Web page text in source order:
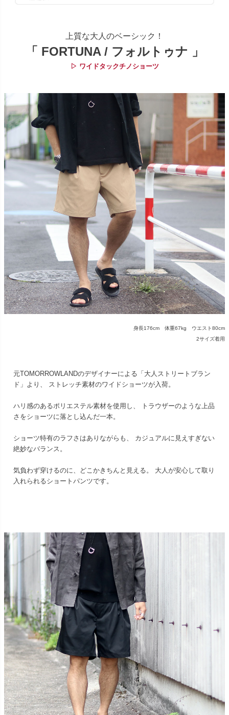
上質な大人のベーシック！
「 FORTUNA / フォルトゥナ 」
▷ ワイドタックチノショーツ
身長176cm 体重67kg ウエスト80cm
2サイズ着用
元TOMORROWLANDのデザイナーによる「大人ストリートブラン
ド」より、 ストレッチ素材のワイドショーツが入荷。
ハリ感のあるポリエステル素材を使用し、 トラウザーのような上品
さをショーツに落とし込んだ一本。
ショーツ特有のラフさはありながらも、 カジュアルに見えすぎない
絶妙なバランス。
気負わず穿けるのに、どこかきちんと見える。 大人が安心して取り
入れられるショートパンツです。